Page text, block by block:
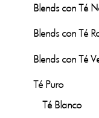
Blends con Té
Blends con Té
Blends con Té
Té Puro
Té Blanco